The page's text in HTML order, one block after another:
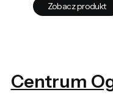
Zobacz produkt
Centrum